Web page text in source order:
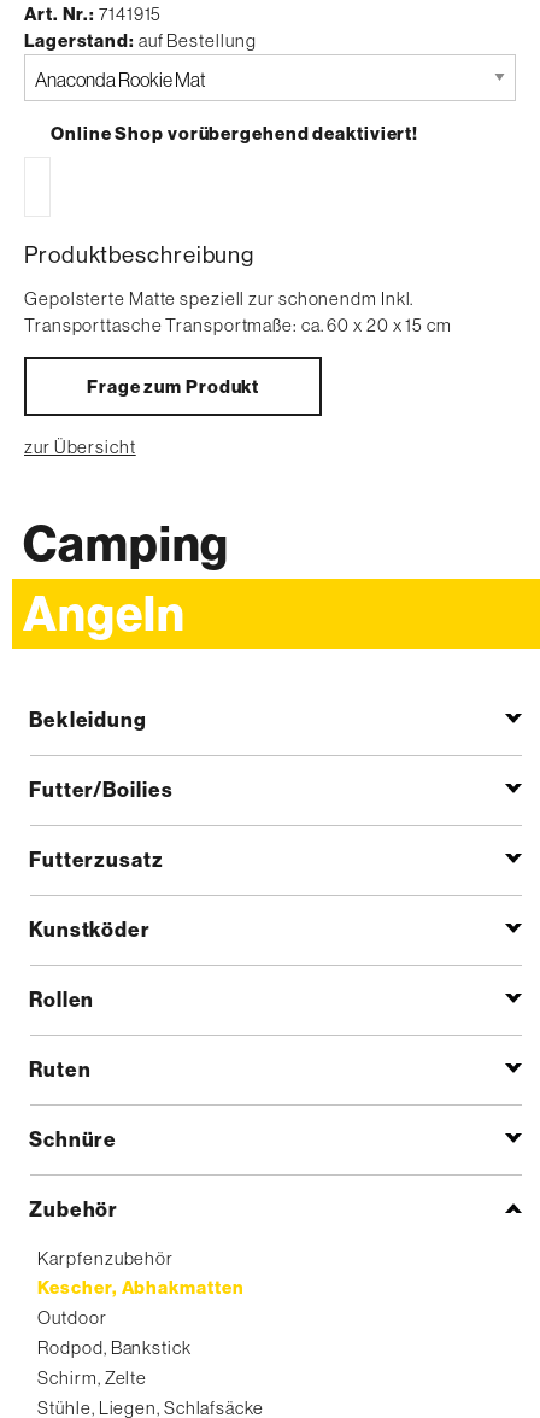
Art. Nr. 7141915
Lagerstand auf Bestellung
Bitte
auswählen
Online Shop vorübergehend deaktiviert!
Produktbeschreibung
Gepolsterte Matte speziell zur schonendm Inkl.
Transporttasche Transportmaße: ca. 60 x 20 x 15 cm
Frage zum Produkt
zur Übersicht
Camping
Angeln
Bekleidung
Futter/Boilies
Futterzusatz
Kunstköder
Rollen
Ruten
Schnüre
Zubehör
Karpfenzubehör
Kescher, Abhakmatten
Outdoor
Rodpod, Bankstick
Schirm, Zelte
Stühle, Liegen, Schlafsäcke